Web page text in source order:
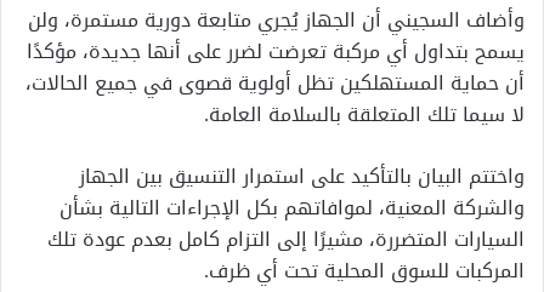
وأضاف السجيني أن الجهاز يُجري متابعة دورية مستمرة، ولن
يسمح بتداول أي مركبة تعرضت لضرر على أنها جديدة، مؤكدًا
أن حماية المستهلكين تظل أولوية قصوى في جميع الحالات،
لا سيما تلك المتعلقة بالسلامة العامة.
واختتم البيان بالتأكيد على استمرار التنسيق بين الجهاز
والشركة المعنية، لموافاتهم بكل الإجراءات التالية بشأن
السيارات المتضررة، مشيرًا إلى التزام كامل بعدم عودة تلك
المركبات للسوق المحلية تحت أي ظرف.